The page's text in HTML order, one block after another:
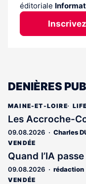
éditoriale
DENIÈRES
MAINE-ET-LOIRE
Les Accroche-
09.08.2026 Charles
VENDÉE
Quand l’IA
09.08.2026 rédaction
VENDÉE